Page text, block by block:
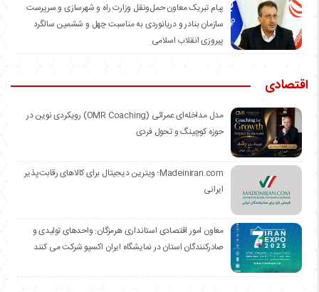
️پیام تبریک معاون حمل‌ونقل وزارت راه و شهرسازی و سرپرست
سازمان بنادر و دریانوردی به مناسبت چهل و ششمین سالگرد
پیروزی انقلاب اسلامی
اقتصادی
مدل مداخله‌ای عمرائی (OMR Coaching) رویکردی نوین در
حوزه کوچینگ و تحول فردی
Madeiniran.com؛ ویترین دیجیتال برای کالاهای رقابت‌پذیر
ایرانی
معاون امور اقتصادی استانداری هرمزگان: واحدهای تولیدی و
صادرکنندگان استان در نمایشگاه ایران اکسپو شرکت می کنند